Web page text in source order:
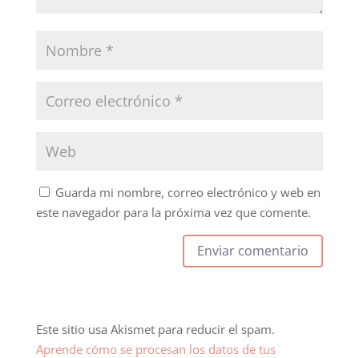
Guarda mi nombre, correo electrónico y web en
este navegador para la próxima vez que comente.
Este sitio usa Akismet para reducir el spam.
Aprende cómo se procesan los datos de tus